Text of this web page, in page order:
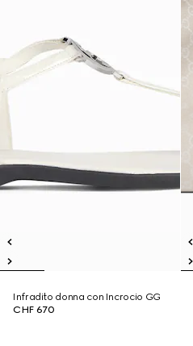
Infradito donna con Incrocio GG
CHF 670